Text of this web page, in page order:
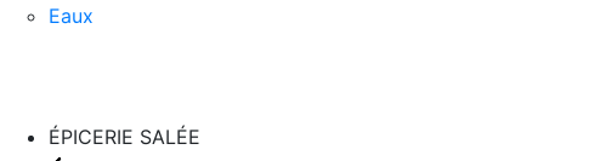
Eaux
ÉPICERIE SALÉE